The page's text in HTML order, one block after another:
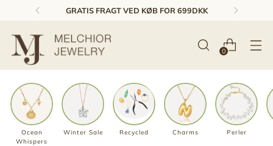
GRATIS FRAGT VED KØB FOR 699DKK
0
Ocean
Whispers
Winter Sale Recycled Charms Perler